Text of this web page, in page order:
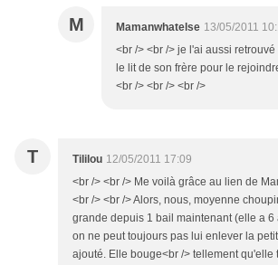
M Mamanwhatelse 13/05/2011
<br /> <br /> je l'ai aussi
le lit de son frère pour le
<br /> <br /> <br />
T Tililou 12/05/2011 17:09
<br /> <br /> Me voilà grâce au lien de
<br /> <br /> Alors, nous, moyenne
grande depuis 1 bail maintenant (elle a 6
on ne peut toujours pas lui enlever la
ajouté. Elle bouge<br /> tellement qu'elle